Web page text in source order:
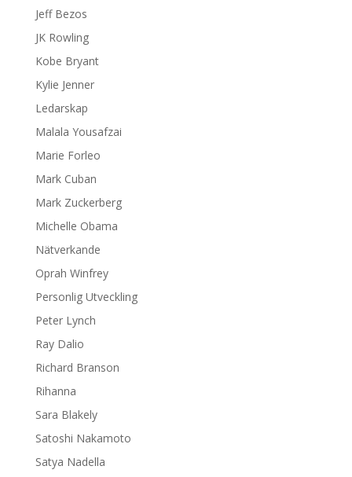
Jeff Bezos
JK Rowling
Kobe Bryant
Kylie Jenner
Ledarskap
Malala Yousafzai
Marie Forleo
Mark Cuban
Mark Zuckerberg
Michelle Obama
Nätverkande
Oprah Winfrey
Personlig Utveckling
Peter Lynch
Ray Dalio
Richard Branson
Rihanna
Sara Blakely
Satoshi Nakamoto
Satya Nadella